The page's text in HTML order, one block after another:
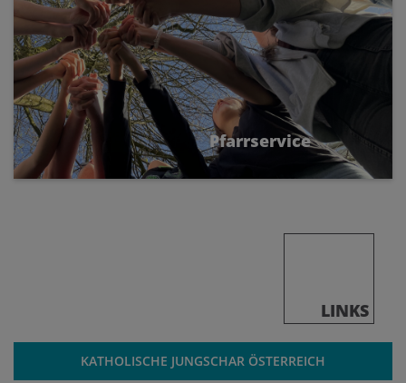
Pfarrservice
LINKS
KATHOLISCHE JUNGSCHAR ÖSTERREICH